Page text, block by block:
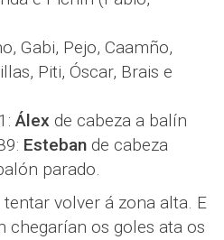
Gabi, Pejo, Caamño,
Piti, Óscar, Brais e
Álex de cabeza a balín
Esteban de cabeza
parado.
volver á zona alta. E
chegarían os goles ata os